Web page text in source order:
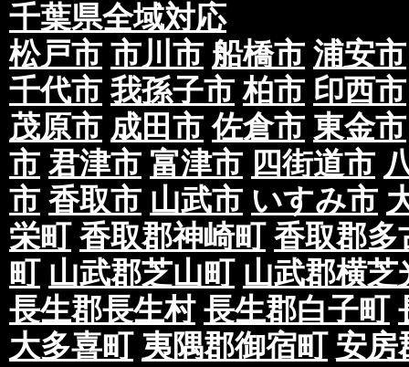
千葉県全域対応
松戸市 市川市 船橋市 浦安市
千代市 我孫子市 柏市 印西市
茂原市 成田市 佐倉市 東金市
市 君津市 富津市 四街道市
市 香取市 山武市 いすみ市
栄町 香取郡神崎町 香取郡多
町 山武郡芝山町 山武郡横芝
長生郡長生村 長生郡白子町
大多喜町 夷隅郡御宿町 安房